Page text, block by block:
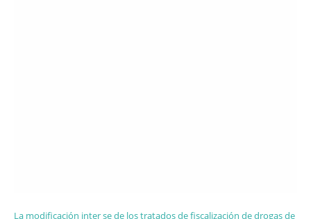
La modificación inter se de los tratados de fiscalización de drogas de